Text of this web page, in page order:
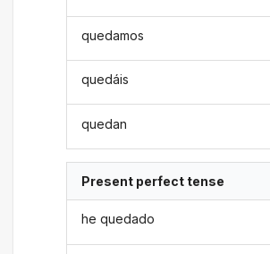
quedamos
quedáis
quedan
Present perfect tense
he quedado